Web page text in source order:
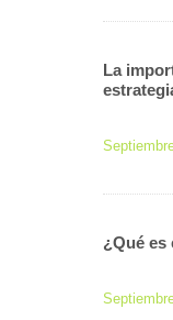
La
¿Qué es